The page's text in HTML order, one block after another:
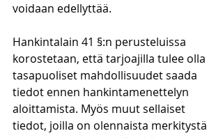
voidaan edellyttää.
Hankintalain 41 §:n perusteluissa
korostetaan, että tarjoajilla tulee olla
tasapuoliset mahdollisuudet saada
tiedot ennen hankintamenettelyn
aloittamista. Myös muut sellaiset
tiedot, joilla on olennaista merkitystä